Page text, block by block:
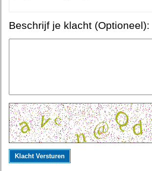
Beschrijf je klacht (Optioneel):
Klacht Versturen